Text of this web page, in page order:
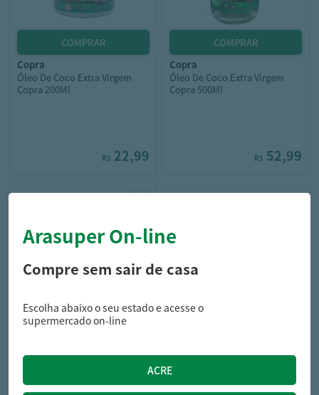
copra
Óleo De Coco Extra Virgem
Copra 200Ml
R$ 22,99
copra
Óleo De Coco Extra Virgem
Copra 500Ml
R$ 52,99
copra
Óleo De Coco Copra Extra
Arasuper On-line
Compre sem sair de casa
Escolha abaixo o seu estado e acesse o
supermercado on-line